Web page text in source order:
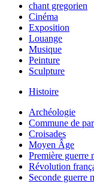
chant gregorien
Cinéma
Exposition
Louange
Musique
Peinture
Sculpture
Histoire
Archéologie
Commune de
Croisades
Moyen Âge
Première guerre
Révolution
Seconde guerre